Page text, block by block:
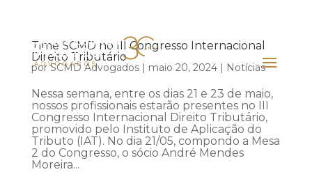
Time SCMD no III Congresso Internacional
Direito Tributário
porSCMD Advogados| maio 20, 2024| Notícias
Nessa semana, entre os dias 21 e 23 de maio,
nossos profissionais estarão presentes no III
Congresso Internacional Direito Tributário,
promovido pelo Instituto de Aplicação do
Tributo (IAT). No dia 21/05, compondo a Mesa
2 do Congresso, o sócio André Mendes
Moreira...